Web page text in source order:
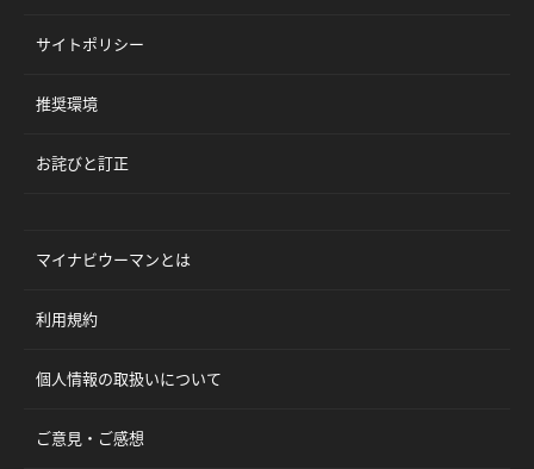
サイトポリシー
推奨環境
お詫びと訂正
マイナビウーマンとは
利用規約
個人情報の取扱いについて
ご意見・ご感想